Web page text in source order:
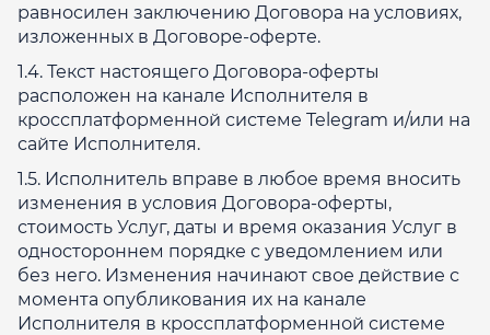
равносилен заключению Договора на условиях,
изложенных в Договоре-оферте.
1.4. Текст настоящего Договора-оферты
расположен на канале Исполнителя в
кроссплатформенной системе Telegram и/или на
сайте Исполнителя.
1.5. Исполнитель вправе в любое время вносить
изменения в условия Договора-оферты,
стоимость Услуг, даты и время оказания Услуг в
одностороннем порядке с уведомлением или
без него. Изменения начинают свое действие с
момента опубликования их на канале
Исполнителя в кроссплатформенной системе